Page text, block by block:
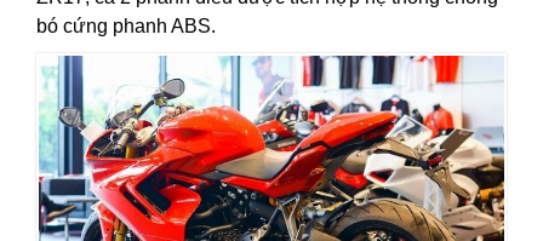
bó cứng phanh ABS.